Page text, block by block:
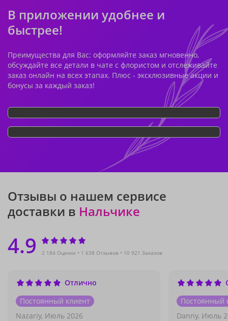
В приложении удобнее и
быстрее!
Преимущества для Вас: оформляйте заказ мгновенно,
обсуждайте все детали в чате с флористом и отслеживайте
заказ онлайн на всех этапах. Плюс - эксклюзивные акции и
бонусы за каждый заказ!
Отзывы о нашем сервисе
доставки в Нальчике
4.9 2 184 Оценок 1 638 Отзывов 10 921 Заказов
Отлично
Постоянный клиент
Nazariy, Июль 2026
Постоянный
Danny, Июль